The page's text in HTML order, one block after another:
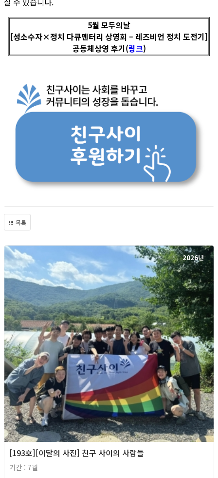
5월 모두의날
[성소수자×정치 다큐멘터리 상영회 – 레즈비언 정치 도전기]
공동체상영 후기(링크)
목록
2026년
[193호][이달의 사진] 친구 사이의 사람들
기간 : 7월